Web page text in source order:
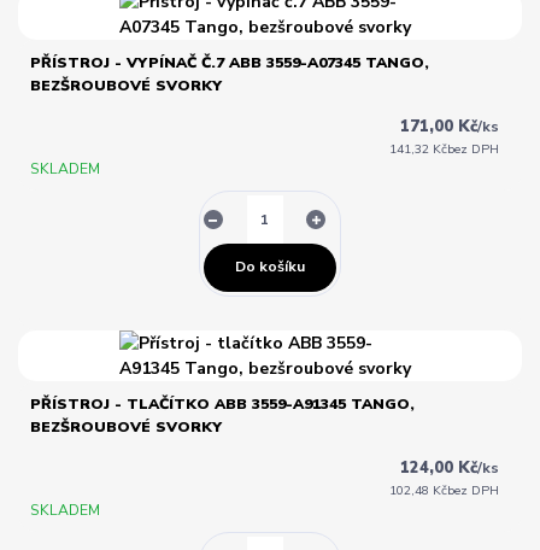
PŘÍSTROJ - VYPÍNAČ Č.7 ABB 3559-A07345 TANGO,
BEZŠROUBOVÉ SVORKY
171,00 Kč/ks
141,32 Kčbez DPH
SKLADEM
Do košíku
PŘÍSTROJ - TLAČÍTKO ABB 3559-A91345 TANGO,
BEZŠROUBOVÉ SVORKY
124,00 Kč/ks
102,48 Kčbez DPH
SKLADEM